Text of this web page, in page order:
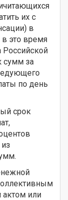
их с
в
это время
Российской
сумм за
по день
срок
или